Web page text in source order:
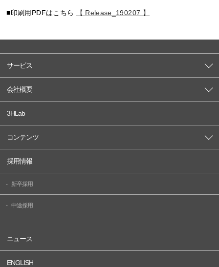
■印刷用PDFはこちら 【 Release_190207 】
サービス
会社概要
3HLab
コンテンツ
採用情報
新卒採用
中途採用
ニュース
ENGLISH